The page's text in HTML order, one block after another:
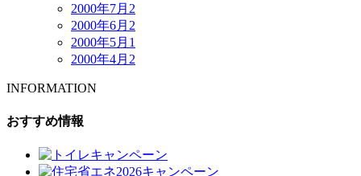
2000年7月 2
2000年6月 2
2000年5月 1
2000年4月 2
INFORMATION
おすすめ情報